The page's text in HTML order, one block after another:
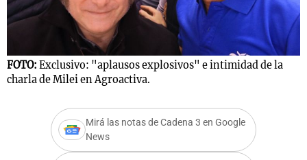
FOTO: Exclusivo: "aplausos explosivos" e intimidad de la
charla de Milei en Agroactiva.
Mirá las notas de Cadena 3 en Google
News
Notas
Mundial 2026
La Sole en
Cadena 3